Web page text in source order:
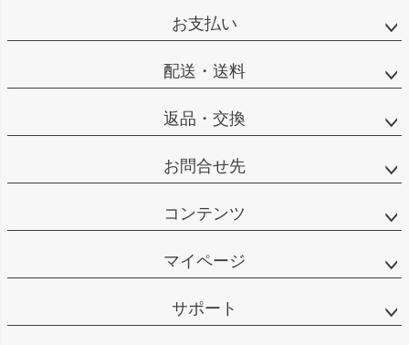
お支払い
配送・送料
返品・交換
お問合せ先
コンテンツ
マイページ
サポート